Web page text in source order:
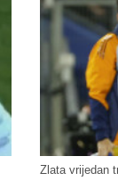
Zlata vrijedan